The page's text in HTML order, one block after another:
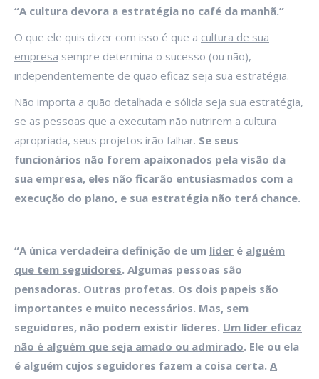
“A cultura devora a estratégia no café da manhã.”
O que ele quis dizer com isso é que a cultura de sua
empresa sempre determina o sucesso (ou não),
independentemente de quão eficaz seja sua estratégia.
Não importa a quão detalhada e sólida seja sua estratégia,
se as pessoas que a executam não nutrirem a cultura
apropriada, seus projetos irão falhar. Se seus
funcionários não forem apaixonados pela visão da
sua empresa, eles não ficarão entusiasmados com a
execução do plano, e sua estratégia não terá chance.
“A única verdadeira definição de um líder é alguém
que tem seguidores. Algumas pessoas são
pensadoras. Outras profetas. Os dois papeis são
importantes e muito necessários. Mas, sem
seguidores, não podem existir líderes. Um líder eficaz
não é alguém que seja amado ou admirado. Ele ou ela
é alguém cujos seguidores fazem a coisa certa. A